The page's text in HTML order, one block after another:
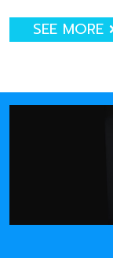
SEE MORE